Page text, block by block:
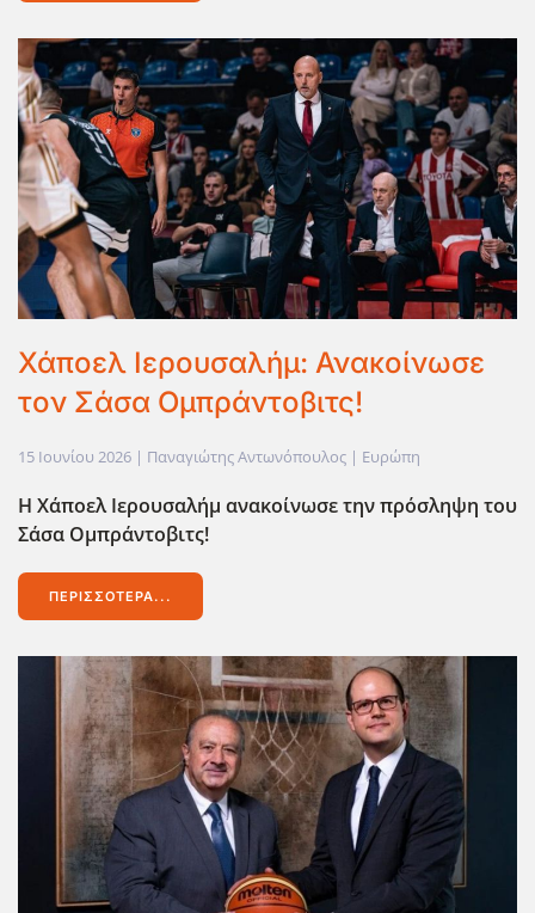
Χάποελ Ιερουσαλήμ: Ανακοίνωσε
τον Σάσα Ομπράντοβιτς!
15 Ιουνίου 2026 | Παναγιώτης Αντωνόπουλος | Ευρώπη
Η Χάποελ Ιερουσαλήμ ανακοίνωσε την πρόσληψη του
Σάσα Ομπράντοβιτς!
ΠΕΡΙΣΣΌΤΕΡΑ...